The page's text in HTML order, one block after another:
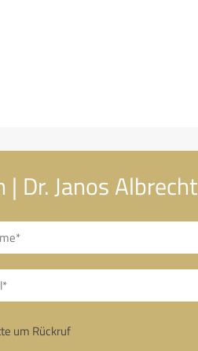
Dr. Janos Albrecht
um Rückruf